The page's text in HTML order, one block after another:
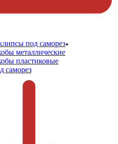
под саморез
металлические
пластиковые
саморез